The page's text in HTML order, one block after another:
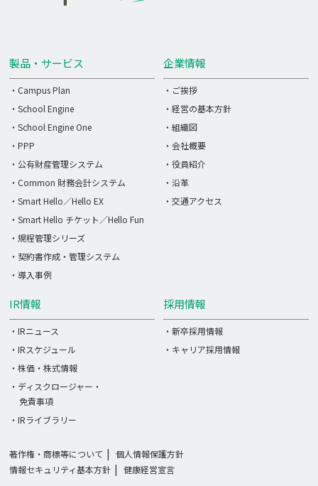
製品・サービス
・Campus Plan
・School Engine
・School Engine One
・PPP
・公有財産管理システム
・Common 財務会計システム
・Smart Hello／Hello EX
・Smart Hello チケット／Hello Fun
・規程管理シリーズ
・契約書作成・管理システム
・導入事例
IR情報
・IRニュース
・IRスケジュール
・株価・株式情報
・ディスクロージャー・
免責事項
・IRライブラリー
採用情報
・新卒採用情報
・キャリア採用情報
企業情報
・ご挨拶
・経営の基本方針
・組織図
・会社概要
・役員紹介
・沿革
・交通アクセス
著作権・商標等について
個人情報保護方針
情報セキュリティ基本方針
健康経営宣言